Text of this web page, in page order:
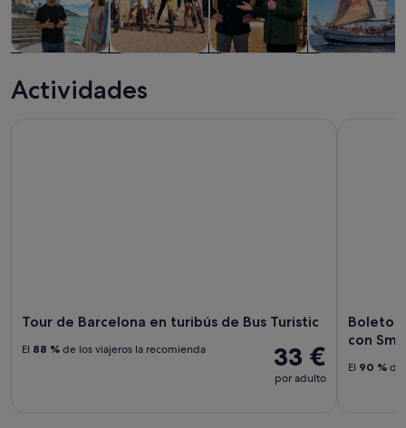
y excursiones
de un día
cultura
Actividades
Tour de Barcelona en turibús de Bus Turistic
33 €
por adulto
El 88 % de los viajeros la recomienda
Boletos
con
El 90 % de